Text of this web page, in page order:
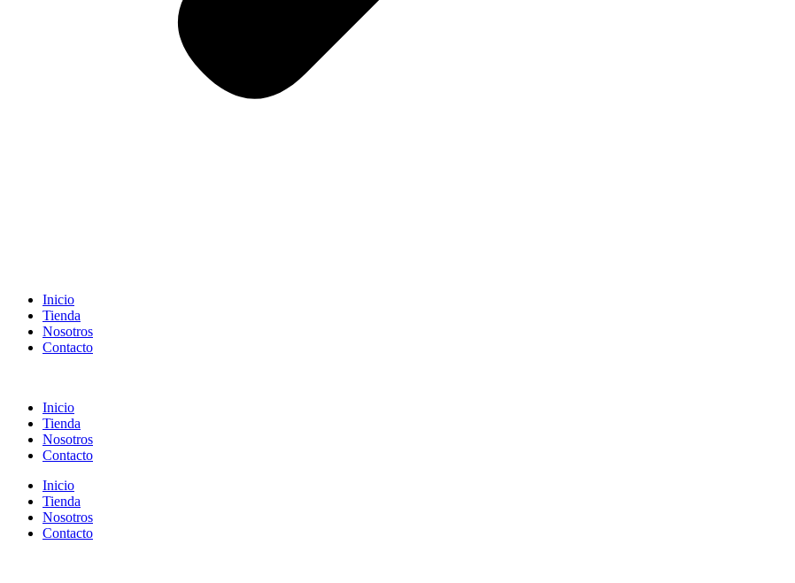
Inicio
Tienda
Nosotros
Contacto
Inicio
Tienda
Nosotros
Contacto
Inicio
Tienda
Nosotros
Contacto